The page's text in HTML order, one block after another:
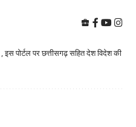
पोर्टल पर छत्तीसगढ़ सहित देश विदेश की